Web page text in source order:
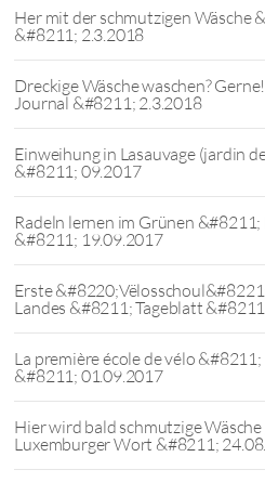
Her mit der schmutzigen Wäsche
&#8211; 2.3.2018
Dreckige Wäsche waschen?
Journal &#8211; 2.3.2018
Einweihung in Lasauvage (jardin
&#8211; 09.2017
Radeln lernen im Grünen
&#8211; 19.09.2017
Erste
Landes &#8211; Tageblatt
La première école de vélo
&#8211; 01.09.2017
Hier wird bald schmutzige
Luxemburger Wort &#8211;